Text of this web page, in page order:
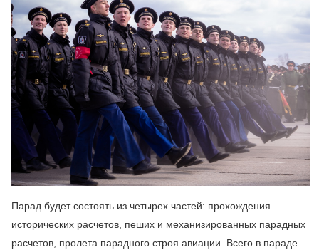
Парад будет состоять из четырех частей: прохождения
исторических расчетов, пеших и механизированных парадных
расчетов, пролета парадного строя авиации. Всего в параде